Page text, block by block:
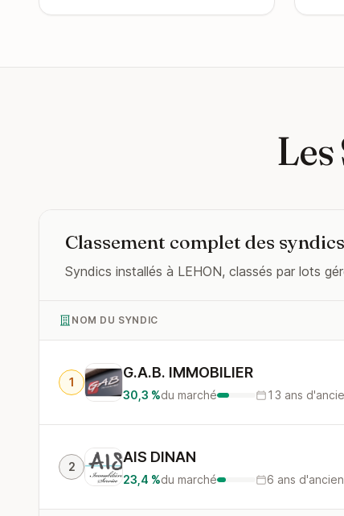
Classement complet des syndics
Syndics installés à LEHON, classés par lots
NOM DU SYNDIC
1
G.A.B. IMMOBILIER
30,3 %du marché 13 ans
2
AIS DINAN
23,4 %du marché 6 ans